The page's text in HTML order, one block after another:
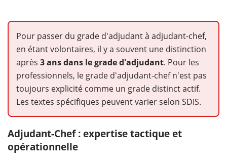
Pour passer du grade d'adjudant à adjudant-chef,
en étant volontaires, il y a souvent une distinction
après 3 ans dans le grade d'adjudant. Pour les
professionnels, le grade d'adjudant-chef n'est pas
toujours explicité comme un grade distinct actif.
Les textes spécifiques peuvent varier selon SDIS.
Adjudant-Chef : expertise tactique et
opérationnelle